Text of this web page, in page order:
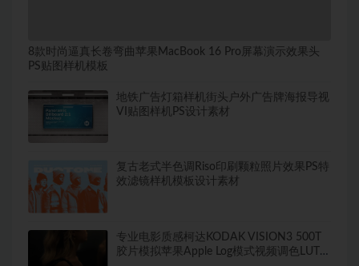
8款时尚逼真长卷弯曲苹果MacBook 16 Pro屏幕演示效果头
PS贴图样机模板
地铁广告灯箱样机街头户外广告牌海报导视
VI贴图样机PS设计素材
复古老式半色调Riso印刷颗粒照片效果PS特
效滤镜样机模板设计素材
专业电影质感柯达KODAK VISION3 500T
胶片模拟苹果Apple Log模式视频调色LUT预